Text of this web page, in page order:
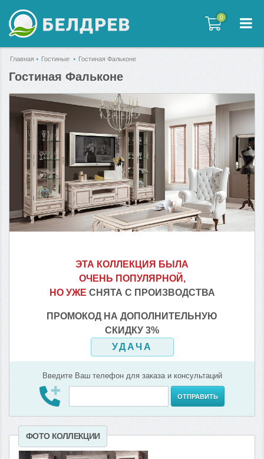
0
0
Главная Гостиные Гостиная Фальконе
Гостиная Фальконе
ЭТА КОЛЛЕКЦИЯ БЫЛА
ОЧЕНЬ ПОПУЛЯРНОЙ,
НО УЖЕ СНЯТА С ПРОИЗВОДСТВА
ПРОМОКОД НА ДОПОЛНИТЕЛЬНУЮ
СКИДКУ 3%
УДАЧА
Введите Ваш телефон для заказа и консультаций
ОТПРАВИТЬ
ФОТО КОЛЛЕКЦИИ